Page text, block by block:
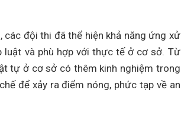
các đội thi đã thể hiện khả năng ứng xử
luật và phù hợp với thực tế ở cơ sở. Từ
tự ở cơ sở có thêm kinh nghiệm trong
để xảy ra điểm nóng, phức tạp về an